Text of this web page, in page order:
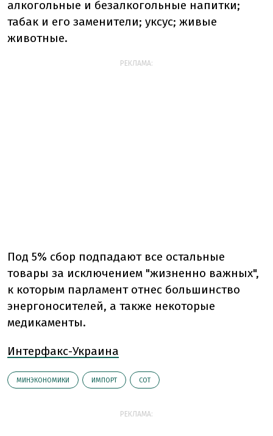
алкогольные и безалкогольные напитки;
табак и его заменители; уксус; живые
животные.
РЕКЛАМА:
Под 5% сбор подпадают все остальные
товары за исключением "жизненно важных",
к которым парламент отнес большинство
энергоносителей, а также некоторые
медикаменты.
Интерфакс-Украина
МИНЭКОНОМИКИ ИМПОРТ CОТ
РЕКЛАМА: